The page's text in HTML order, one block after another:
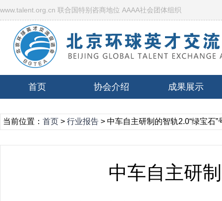
www.talent.org.cn 联合国特别咨商地位 AAAA社会团体组织
首页 协会介绍 成果展示
当前位置： 首页 > 行业报告 > 中车自主研制的智轨2.0“绿宝石”
中车自主研